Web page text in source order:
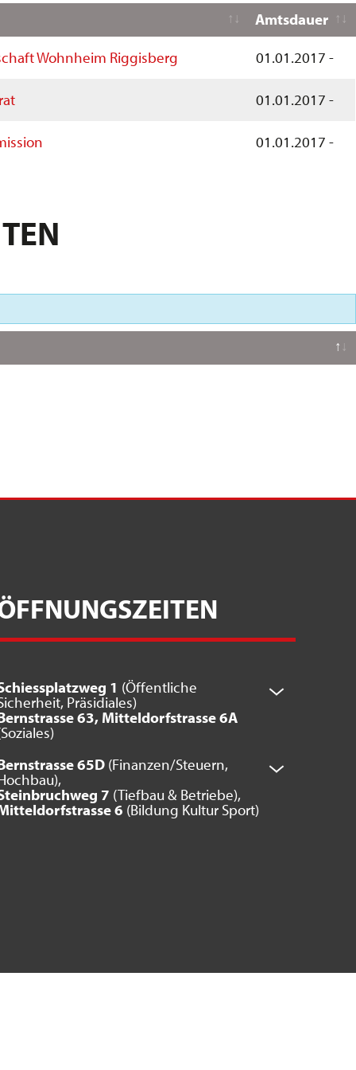
Amtsdauer
Wohnheim Riggisberg
01.01.2017 -
01.01.2017 -
01.01.2017 -
1 (Öffentliche
Präsidiales)
63, Mitteldorfstrasse 6A
65D(Finanzen/Steuern,
7 (Tiefbau & Betriebe),
6 (Bildung Kultur Sport)